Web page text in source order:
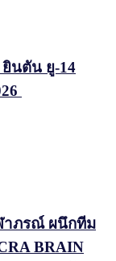
นตัน ยู-14
าภรณ์ ผนึกทีม
BRAIN